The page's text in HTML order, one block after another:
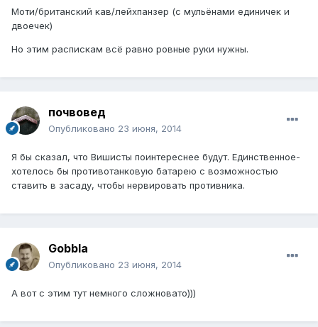
Моти/британский кав/лейхпанзер (с мульёнами единичек и
двоечек)
Но этим распискам всё равно ровные руки нужны.
почвовед
Опубликовано 23 июня, 2014
Я бы сказал, что Вишисты поинтереснее будут. Единственное-
хотелось бы противотанковую батарею с возможностью
ставить в засаду, чтобы нервировать противника.
Gobbla
Опубликовано 23 июня, 2014
А вот с этим тут немного сложновато)))